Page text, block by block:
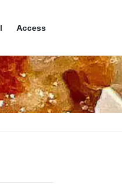
Access